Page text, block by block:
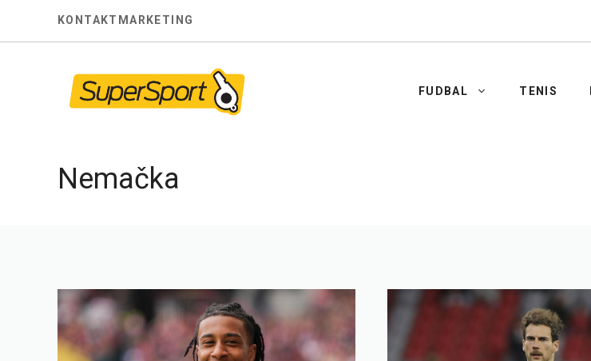
KONTAKT MARKETING
FUDBAL TENIS
Nemačka